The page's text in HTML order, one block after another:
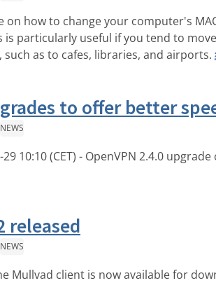
on how to change your computer's
is particularly useful if you tend to
as to cafes, libraries, and airports.
to offer better
NEWS
10:10 (CET) - OpenVPN 2.4.0
released
NEWS
Mullvad client is now available for